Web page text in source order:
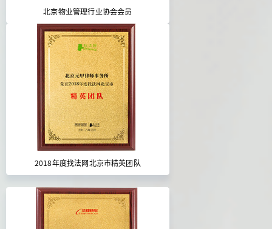
北京物业管理行业协会会员
2018年度找法网北京市精英团队